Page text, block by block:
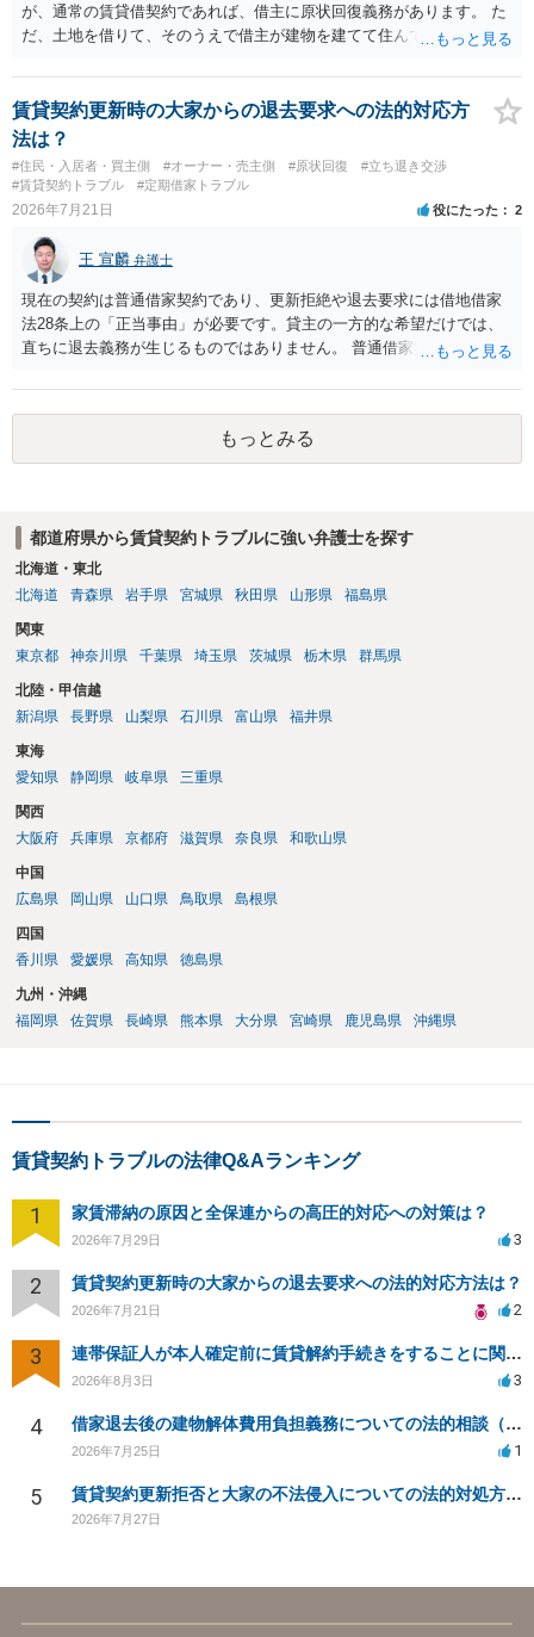
が、通常の賃貸借契約であれば、借主に原状回復義務があります。 た
だ、土地を借りて、そのうえで借主が建物を建てて住んでいたケース
であれば、建物を収去して土地を明渡す義務は原則生じないはずで
す。 その後、建物を平屋に立て替えた場合であっても、貸主の承諾を
得ているのであれば、単純に費用を捻出した側に平屋の所有権が帰属
する、という話になるわけでもないように思います。 そのため、現
状、解体費用を負担することが明確な案件ではないため、まずは相手
に請求の根拠（なぜ当方が平屋の解体費用を負担しなければならない
賃貸契約更新時の大家からの退去要求への法的対応方
法は？
#住民・入居者・買主側 #オーナー・売主側 #原状回復
#立ち退き交渉
#賃貸契約トラブル
#定期借家トラブル
2026年7月21日 役にたった 2
王 宣麟 弁護士
現在の契約は普通借家契約であり、更新拒絶や退去要求には借地借家
法28条上の「正当事由」が必要です。貸主の一方的な希望だけでは、
直ちに退去義務が生じるものではありません。 普通借家契約から定期
新たな定期借家契約を締結する形になりますが、これは任意の合意が
前提であり、借主が同意しなければ成立しません。 12年間の居住実
績、子どもの学校や地域とのつながり、転居費用の準備が困難な事情
などは、借主側の強い居住継続の必要性として正当事由判断において
れます。 建物が未登記であること自体は、賃貸借契約の有効性を直ち
に否定するものではなく、引渡しがされていれば賃貸借の効力は原則
有効とされています。 今後の交渉では、①現在は普通借家契約が継続
（誰が所有者で誰が実際に住む予定か等）を具体的に書面で説明して
ほしいこと、③自分たちの居住継続の必要性を丁寧に伝えること、を
基本方針としたうえで、仮に一定時期の退去を検討する場合には、立
成することが重要です。 契約書では、更新条項・解除条項・期間の定
め・定期借家に関する記載の有無、これまでの更新時の合意内容
（「今回で最後」などの文言）が、借主不利な特約として無効になり
容を十分に確認し、不明点は弁護士に相談することをおすすめしま
す。
もっとみる
都道府県から賃貸契約トラブルに強い弁護士を探す
北海道・東北
北海道
青森県 岩手県 宮城県 秋田県 山形県 福島県
関東
東京都
神奈川県 千葉県 埼玉県 茨城県 栃木県 群馬県
北陸・甲信越
新潟県
長野県 山梨県 石川県 富山県 福井県
東海
愛知県
静岡県 岐阜県 三重県
関西
大阪府
兵庫県 京都府 滋賀県 奈良県 和歌山県
中国
広島県
岡山県 山口県 鳥取県 島根県
四国
香川県
愛媛県 高知県 徳島県
九州・沖縄
福岡県
佐賀県 長崎県 熊本県 大分県 宮崎県 鹿児島県 沖縄県
賃貸契約トラブルの法律Q&Aランキング
1 家賃滞納の原因と全保連からの高圧的対応への対策は？
2026年7月29日 3
2 賃貸契約更新時の大家からの退去要求への法的対応方法は？
2026年7月21日 2
3 連帯保証人が本人確定前に賃貸解約手続きをすることに関して
2026年8月3日 3
4 借家退去後の建物解体費用負担義務についての法的相談（補足説明修正）
2026年7月25日 1
5 賃貸契約更新拒否と大家の不法侵入についての法的対処方法は？
2026年7月27日